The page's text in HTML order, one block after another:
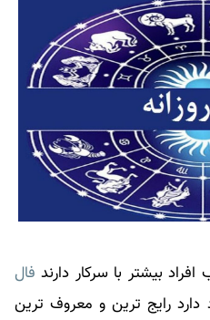
بیشتر با سرکار دارند فال
دارد رایج ترین و معروف ترین